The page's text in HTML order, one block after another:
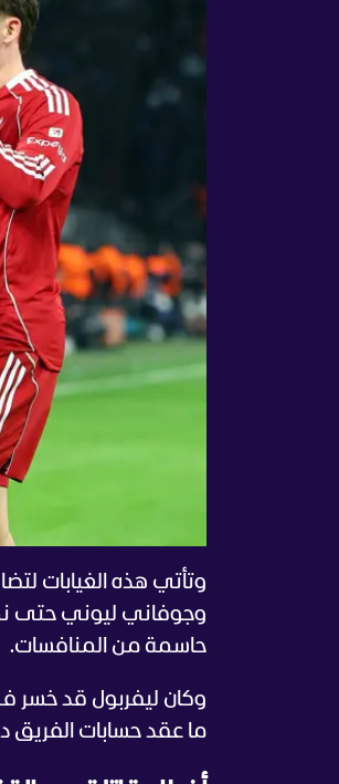
وتأتي هذه الغيابات
وجوفاني ليوني حتى
حاسمة من المنافسات.
ما عقد حسابات الفريق